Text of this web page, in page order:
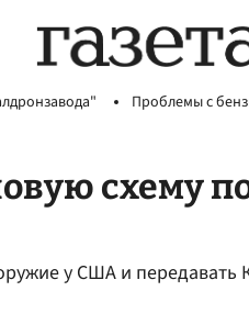
Проблемы с
схему
у США и передавать